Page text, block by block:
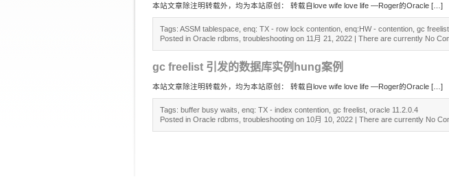
本站文章除注明转载外，均为本站原创： 转载自love wife love life —Roger的Oracle […]
Tags: ASSM tablespace enq: TX - row lock contention enq:HW - contention gc freelist
Posted in Oracle rdbms troubleshooting on 11月 21, 2022 | There are currently No
gc freelist 引发的数据库实例hung案例
本站文章除注明转载外，均为本站原创： 转载自love wife love life —Roger的Oracle […]
Tags: buffer busy waits enq: TX - index contention gc freelist oracle 11.2.0.4
Posted in Oracle rdbms troubleshooting on 10月 10, 2022 | There are currently No